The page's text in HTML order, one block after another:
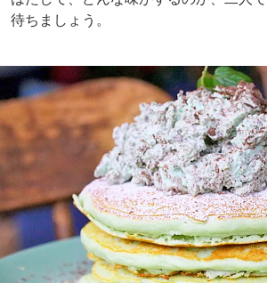
待ちましょう。